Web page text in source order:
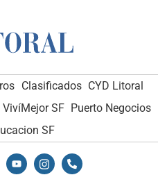
Clasificados CYD Litoral
VivíMejor SF Puerto Negocios
SF